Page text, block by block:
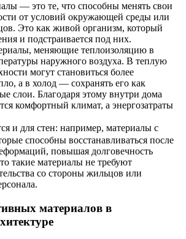
— это те, что способны менять свои
от условий окружающей среды или
Это как живой организм, который
и подстраивается под них.
меняющие теплоизоляцию в
наружного воздуха. В теплую
могут становиться более
а в холод — сохранять его как
слои. Благодаря этому внутри дома
комфортный климат, а энергозатраты
и для стен: например, материалы с
способны восстанавливаться после
повышая долговечность
такие материалы не требуют
со стороны жильцов или
материалов в